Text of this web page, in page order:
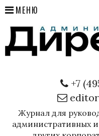
МЕНЮ
+7
Журнал для
административных